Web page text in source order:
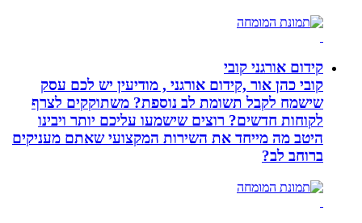
קידום אורגני קובי
קובי כהן אור ,קידום אורגני , מודיעין יש לכם עסק
שישמח לקבל תשומת לב נוספת? משתוקקים לצרף
לקוחות חדשים? רוצים שישמעו עליכם יותר ויבינו
היטב מה מייחד את השירות המקצועי שאתם מעניקים
ברוחב לב?